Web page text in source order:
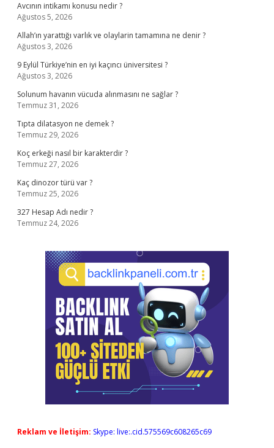
Avcının intikamı konusu nedir ?
Ağustos 5, 2026
Allah’ın yarattığı varlık ve olaylarin tamamına ne denir ?
Ağustos 3, 2026
9 Eylül Türkiye’nin en iyi kaçıncı üniversitesi ?
Ağustos 3, 2026
Solunum havanın vücuda alınmasını ne sağlar ?
Temmuz 31, 2026
Tıpta dilatasyon ne demek ?
Temmuz 29, 2026
Koç erkeği nasıl bir karakterdir ?
Temmuz 27, 2026
Kaç dinozor türü var ?
Temmuz 25, 2026
327 Hesap Adı nedir ?
Temmuz 24, 2026
Reklam ve İletişim: Skype: live:.cid.575569c608265c69